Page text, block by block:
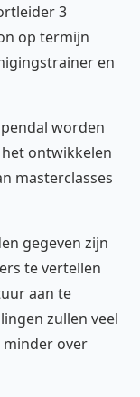
3
op termijn
en
worden
ontwikkelen
masterclasses
gegeven zijn
te vertellen
aan te
zullen veel
over